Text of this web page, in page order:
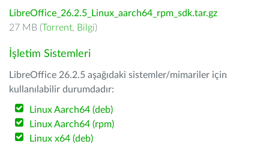
LibreOffice_26.2.5_Linux_aarch64_rpm_sdk.tar.gz
27 MB (Torrent, Bilgi)
İşletim Sistemleri
LibreOffice 26.2.5 aşağıdaki sistemler/mimariler için
kullanılabilir durumdadır:
Linux Aarch64 (deb)
Linux Aarch64 (rpm)
Linux x64 (deb)